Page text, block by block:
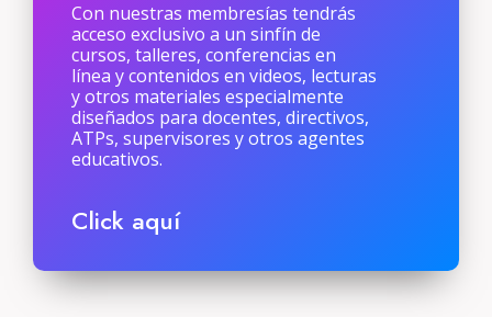
Con nuestras membresías tendrás
acceso exclusivo a un sinfín de
cursos, talleres, conferencias en
línea y contenidos en videos, lecturas
y otros materiales especialmente
diseñados para docentes, directivos,
ATPs, supervisores y otros agentes
educativos.
Click aquí